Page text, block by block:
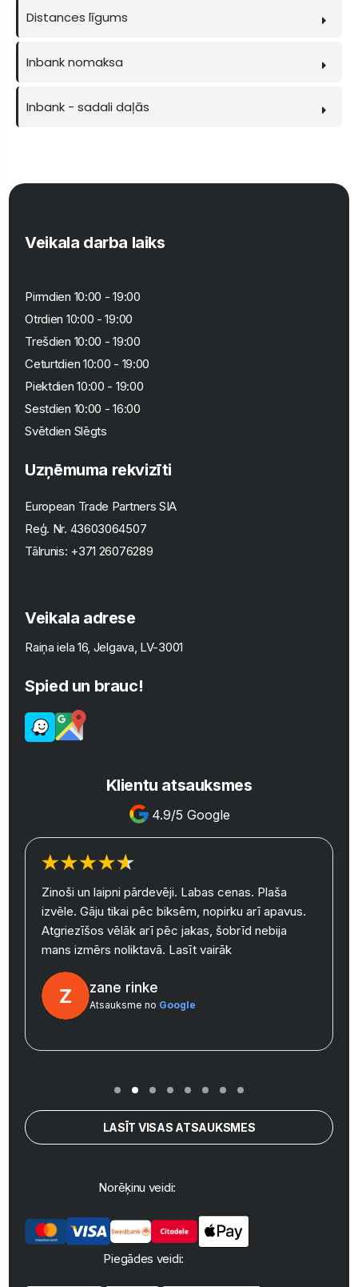
Distances līgums
Inbank nomaksa
Inbank - sadali daļās
Veikala darba laiks
Pirmdien 10:00 - 19:00
Otrdien 10:00 - 19:00
Trešdien 10:00 - 19:00
Ceturtdien 10:00 - 19:00
Piektdien 10:00 - 19:00
Sestdien 10:00 - 16:00
Svētdien Slēgts
Uzņēmuma rekvizīti
European Trade Partners SIA
Reģ. Nr. 43603064507
Tālrunis: +371 26076289
Veikala adrese
Raiņa iela 16, Jelgava, LV-3001
Spied un brauc!
Klientu atsauksmes
4.9/5 Google
Zinoši un laipni pārdevēji. Labas cenas. Plaša
izvēle. Gāju tikai pēc biksēm, nopirku arī apavus.
Atgriezīšos vēlāk arī pēc jakas, šobrīd nebija
mans izmērs noliktavā. Lasīt vairāk
zane rinke
Atsauksme no Google
LASĪT VISAS ATSAUKSMES
Norēķinu veidi:
Piegādes veidi: